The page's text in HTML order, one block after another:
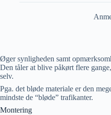
Øger synligheden samt
Den tåler at blive påkørt flere
selv.
Pga. det bløde materiale er den
mindste de “bløde” trafikanter.
Montering